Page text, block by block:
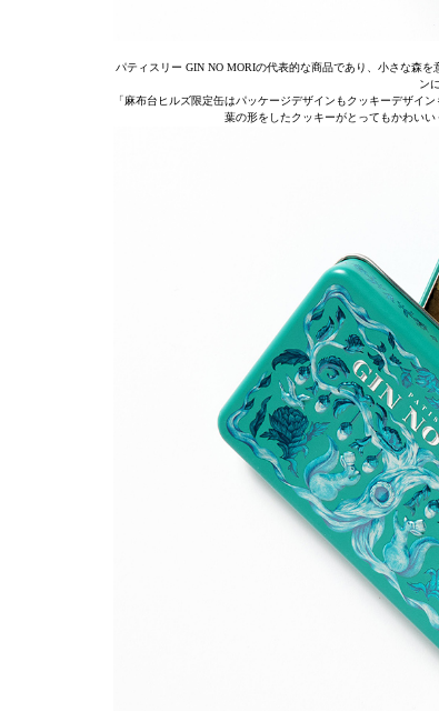
パティスリー GIN NO MORIの代表的な商品であり、小さな森
ン
「麻布台ヒルズ限定缶はパッケージデザインもクッキーデザイ
葉の形をしたクッキーがとってもかわい